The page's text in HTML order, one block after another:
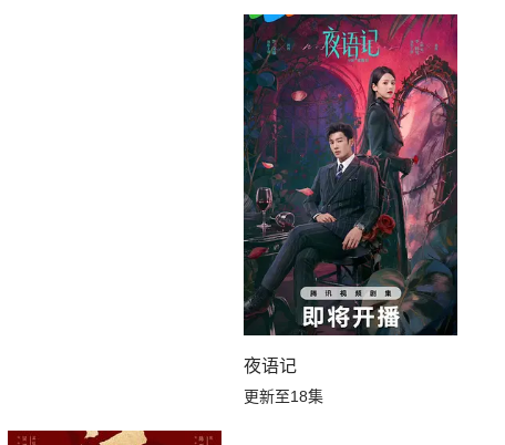
夜语记
更新至18集